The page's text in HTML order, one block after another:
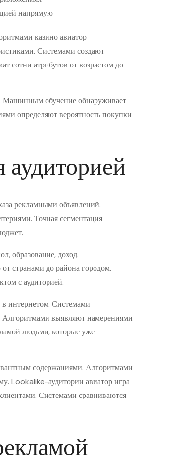
напрямую
казино авиатор
Системами создают
сотни атрибутов от возрастом до
Машинным обучение обнаруживает
определяют вероятность покупки
аудиторией
рекламными объявлений.
Точная сегментация
образование, доход.
странами до района городом.
с аудиторией.
в интернетом. Системами
выявляют намерениями
людьми, которые уже
содержаниями. Алгоритмами
Lookalike-аудитории авиатор игра
Системами сравниваются